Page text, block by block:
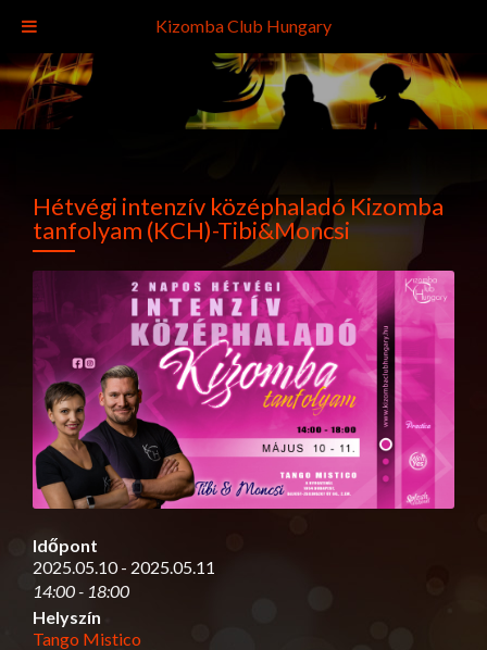
Hétvégi intenzív középhaladó Kizomba
tanfolyam (KCH)-Tibi&Moncsi
Időpont
2025.05.10 - 2025.05.11
14:00 - 18:00
Helyszín
Tango Mistico
Kizomba Club Hungary